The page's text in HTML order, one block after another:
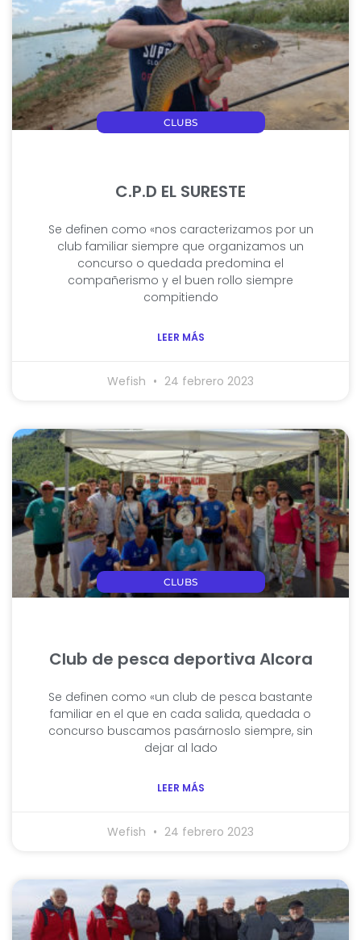
CLUBS
C.P.D EL SURESTE
Se definen como «nos caracterizamos por un
club familiar siempre que organizamos un
concurso o quedada predomina el
compañerismo y el buen rollo siempre
compitiendo
LEER MÁS
Wefish 24 febrero 2023
CLUBS
Club de pesca deportiva Alcora
Se definen como «un club de pesca bastante
familiar en el que en cada salida, quedada o
concurso buscamos pasárnoslo siempre, sin
dejar al lado
LEER MÁS
Wefish 24 febrero 2023